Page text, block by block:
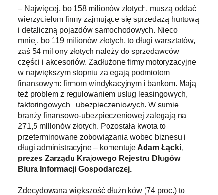
– Najwięcej, bo 158 milionów złotych, muszą oddać
wierzycielom firmy zajmujące się sprzedażą hurtową
i detaliczną pojazdów samochodowych. Nieco
mniej, bo 119 milionów złotych, to długi warsztatów,
zaś 54 miliony złotych należy do sprzedawców
części i akcesoriów. Zadłużone firmy motoryzacyjne
w największym stopniu zalegają podmiotom
finansowym: firmom windykacyjnym i bankom. Mają
też problem z regulowaniem usług leasingowych,
faktoringowych i ubezpieczeniowych. W sumie
branży finansowo-ubezpieczeniowej zalegają na
271,5 milionów złotych. Pozostała kwota to
przeterminowane zobowiązania wobec biznesu i
długi administracyjne – komentuje Adam Łącki,
prezes Zarządu Krajowego Rejestru Długów
Biura Informacji Gospodarczej.
Zdecydowana większość dłużników (74 proc.) to